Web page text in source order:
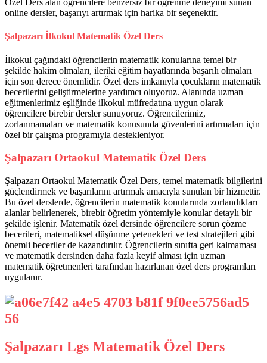
Özel Ders alan öğrencilere benzersiz bir öğrenme deneyimi sunan
online dersler, başarıyı artırmak için harika bir seçenektir.
Şalpazarı İlkokul Matematik Özel Ders
İlkokul çağındaki öğrencilerin matematik konularına temel bir
şekilde hakim olmaları, ileriki eğitim hayatlarında başarılı olmaları
için son derece önemlidir. Özel ders imkanıyla çocukların matematik
becerilerini geliştirmelerine yardımcı oluyoruz. Alanında uzman
eğitmenlerimiz eşliğinde ilkokul müfredatına uygun olarak
öğrencilere birebir dersler sunuyoruz. Öğrencilerimiz,
zorlanmamaları ve matematik konusunda güvenlerini artırmaları için
özel bir çalışma programıyla destekleniyor.
Şalpazarı Ortaokul Matematik Özel Ders
Şalpazarı Ortaokul Matematik Özel Ders, temel matematik bilgilerini
güçlendirmek ve başarılarını artırmak amacıyla sunulan bir hizmettir.
Bu özel derslerde, öğrencilerin matematik konularında zorlandıkları
alanlar belirlenerek, birebir öğretim yöntemiyle konular detaylı bir
şekilde işlenir. Matematik özel dersinde öğrencilere sorun çözme
becerileri, matematiksel düşünme yetenekleri ve test stratejileri gibi
önemli beceriler de kazandırılır. Öğrencilerin sınıfta geri kalmaması
ve matematik dersinden daha fazla keyif alması için uzman
matematik öğretmenleri tarafından hazırlanan özel ders programları
uygulanır.
Şalpazarı Lgs Matematik Özel Ders